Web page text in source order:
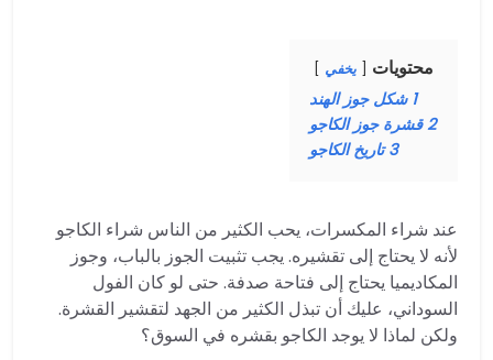
محتويات يخفي
1 شكل جوز الهند
2 قشرة جوز الكاجو
3 تاريخ الكاجو
عند شراء المكسرات، يحب الكثير من الناس شراء الكاجو
لأنه لا يحتاج إلى تقشيره. يجب تثبيت الجوز بالباب، وجوز
المكاديميا يحتاج إلى فتاحة صدفة. حتى لو كان الفول
السوداني، عليك أن تبذل الكثير من الجهد لتقشير القشرة.
ولكن لماذا لا يوجد الكاجو بقشره في السوق؟